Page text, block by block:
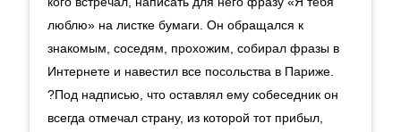
люблю» на листке бумаги. Он обращался к
знакомым, соседям, прохожим, собирал фразы в
Интернете и навестил все посольства в Париже. ⠀
?Под надписью, что оставлял ему собеседник он
всегда отмечал страну, из которой тот прибыл,